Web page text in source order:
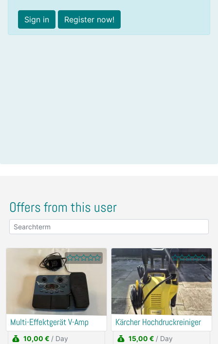
Sign in Register now!
Offers from this user
Multi-Effektgerät V-Amp
10,00 € / Day
Kärcher Hochdruckreiniger
15,00 € / Day